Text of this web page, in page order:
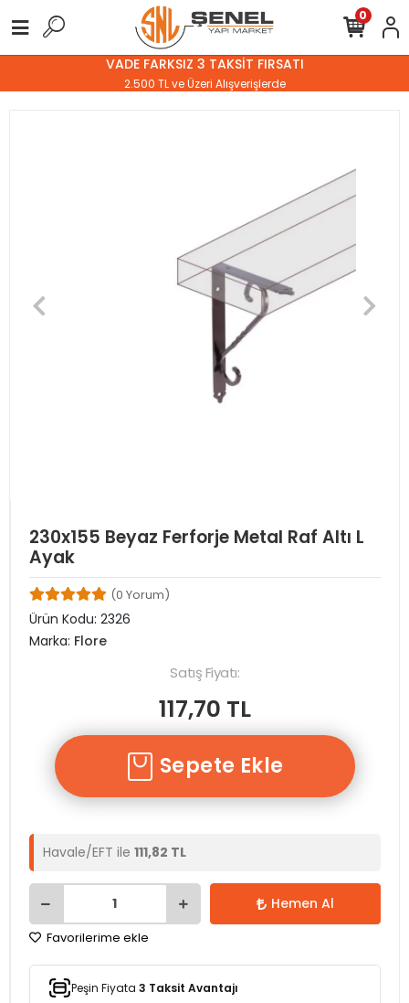
VADE FARKSIZ 3 TAKSİT FIRSATI
2.500 TL ve Üzeri Alışverişlerde
0
230x155 Beyaz Ferforje Metal Raf Altı L
Ayak
(0 Yorum)
Ürün Kodu: 2326
Marka: Flore
Satış Fiyatı:
117,70 TL
Sepete Ekle
Havale/EFT ile 111,82 TL
Hemen Al
Favorilerime ekle
Peşin Fiyata 3 Taksit Avantajı